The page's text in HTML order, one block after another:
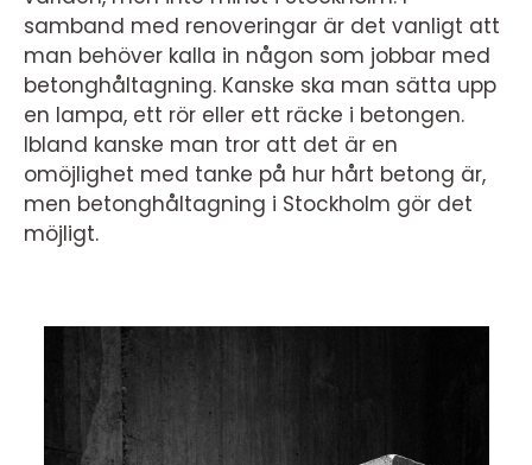
samband med renoveringar är det vanligt att
man behöver kalla in någon som jobbar med
betonghåltagning. Kanske ska man sätta upp
en lampa, ett rör eller ett räcke i betongen.
Ibland kanske man tror att det är en
omöjlighet med tanke på hur hårt betong är,
men betonghåltagning i Stockholm gör det
möjligt.